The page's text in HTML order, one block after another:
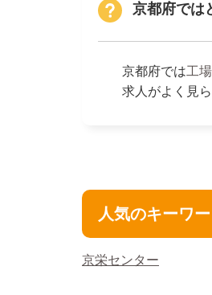
京都府では
京都府では工
求人がよく見
人気のキーワ
京栄センター